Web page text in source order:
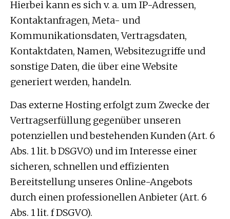
Hierbei kann es sich v. a. um IP-Adressen,
Kontaktanfragen, Meta- und
Kommunikationsdaten, Vertragsdaten,
Kontaktdaten, Namen, Websitezugriffe und
sonstige Daten, die über eine Website
generiert werden, handeln.
Das externe Hosting erfolgt zum Zwecke der
Vertragserfüllung gegenüber unseren
potenziellen und bestehenden Kunden (Art. 6
Abs. 1 lit. b DSGVO) und im Interesse einer
sicheren, schnellen und effizienten
Bereitstellung unseres Online-Angebots
durch einen professionellen Anbieter (Art. 6
Abs. 1 lit. f DSGVO).